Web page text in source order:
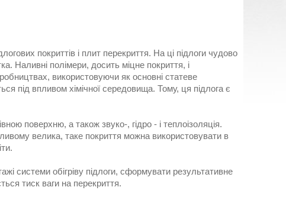
покриттів і плит перекриття. На ці підлоги чудово
Наливні полімери, досить міцне покриття, і
використовуючи як основні статеве
під впливом хімічної середовища. Тому, ця підлога є
поверхню, а також звуко-, гідро - і теплоізоляція.
велика, таке покриття можна використовувати в
системи обігріву підлоги, сформувати результативне
тиск ваги на перекриття.